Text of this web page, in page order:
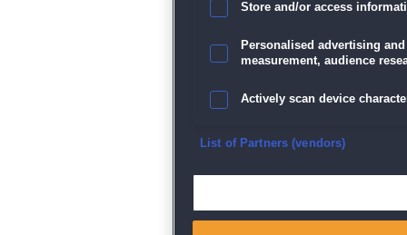
Store and/or access
Personalised advertising
measurement, audience
Actively scan device
Ensure security, prevent
List of Partners (vendors)